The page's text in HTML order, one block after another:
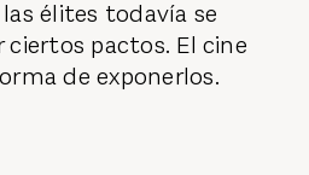
élites todavía se
ciertos pactos. El cine
de exponerlos.